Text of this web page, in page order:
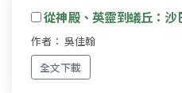
從神殿、英靈到蟻丘：
作者： 吳佳翰
全文下載